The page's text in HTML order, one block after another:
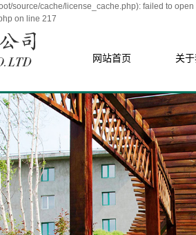
source/cache/license_cache.php): failed to
on line 217
网站首页 关